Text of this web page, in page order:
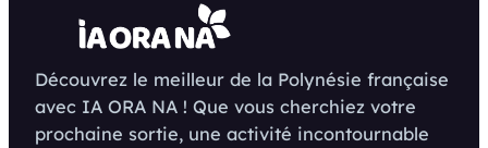
Découvrez le meilleur de la Polynésie française
avec IA ORA NA ! Que vous cherchiez votre
prochaine sortie, une activité incontournable